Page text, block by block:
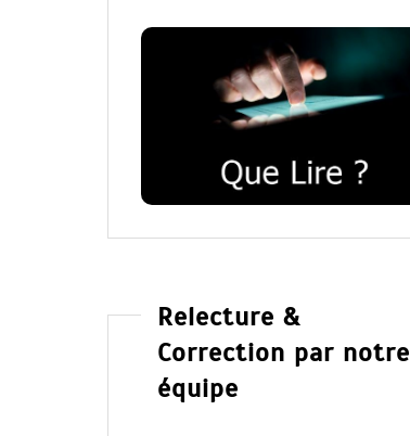
Relecture &
Correction par notre
équipe